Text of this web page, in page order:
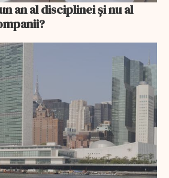
an al disciplinei și nu al